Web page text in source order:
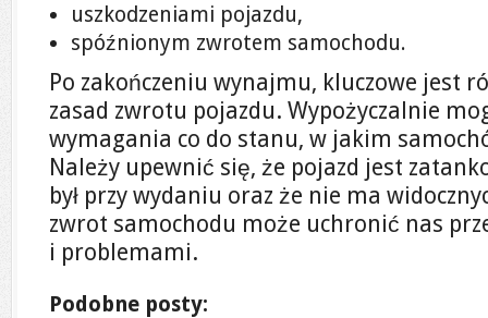
uszkodzeniami pojazdu,
spóźnionym zwrotem samochodu.
Po zakończeniu wynajmu, kluczowe jest
zasad zwrotu pojazdu. Wypożyczalnie
wymagania co do stanu, w jakim
Należy upewnić się, że pojazd jest
był przy wydaniu oraz że nie ma
zwrot samochodu może uchronić nas
i problemami.
Podobne posty: